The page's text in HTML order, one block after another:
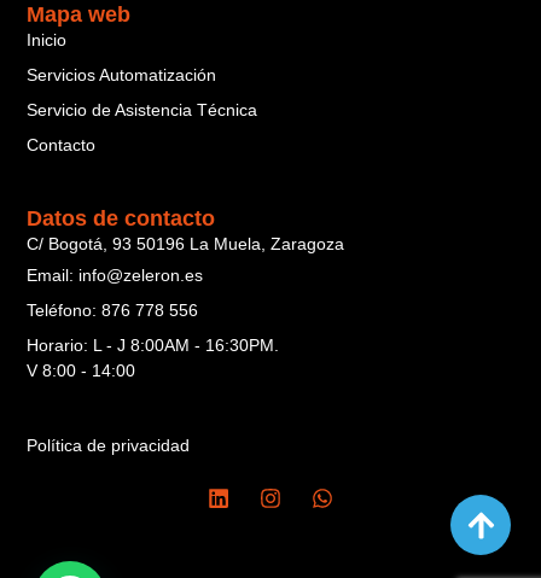
Política de privacidad
Mapa web
Inicio
Servicios Automatización
Servicio de Asistencia Técnica
Contacto
Datos de contacto
C/ Bogotá, 93 50196 La Muela, Zaragoza
Email: info@zeleron.es
Teléfono: 876 778 556
Horario: L - J 8:00AM - 16:30PM.
V 8:00 - 14:00